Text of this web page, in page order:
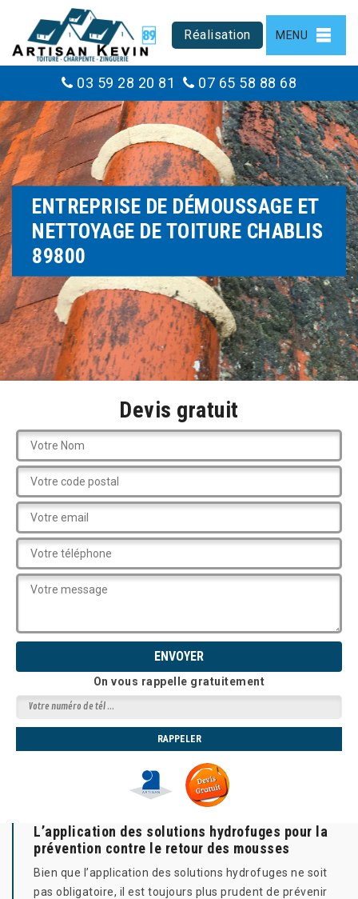
Réalisation MENU
03 59 28 20 81 07 65 58 88 68
ENTREPRISE DE DÉMOUSSAGE ET
NETTOYAGE DE TOITURE CHABLIS
89800
Devis gratuit
On vous rappelle gratuitement
L’application des solutions hydrofuges pour la
prévention contre le retour des mousses
Bien que l’application des solutions hydrofuges ne soit
pas obligatoire, il est toujours plus prudent de prévenir